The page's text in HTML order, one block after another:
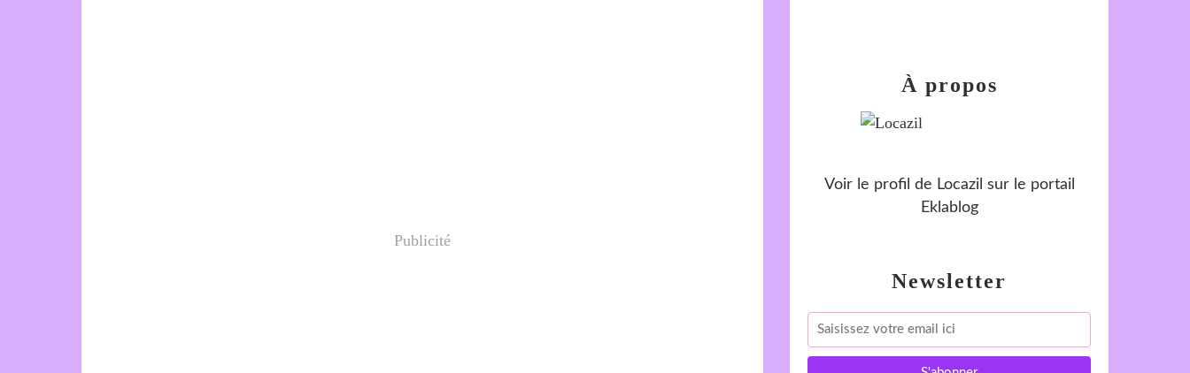
Publicité
Newsletter
À propos
Voir le profil de Locazil sur le portail
Eklablog